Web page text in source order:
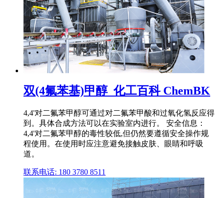
双(4氟苯基)甲醇_化工百科 ChemBK
4,4'对二氟苯甲醇可通过对二氟苯甲酸和过氧化氢反应得
到。具体合成方法可以在实验室内进行。 安全信息：
4,4'对二氟苯甲醇的毒性较低,但仍然要遵循安全操作规
程使用。在使用时应注意避免接触皮肤、眼睛和呼吸
道。
联系电话: 180 3780 8511